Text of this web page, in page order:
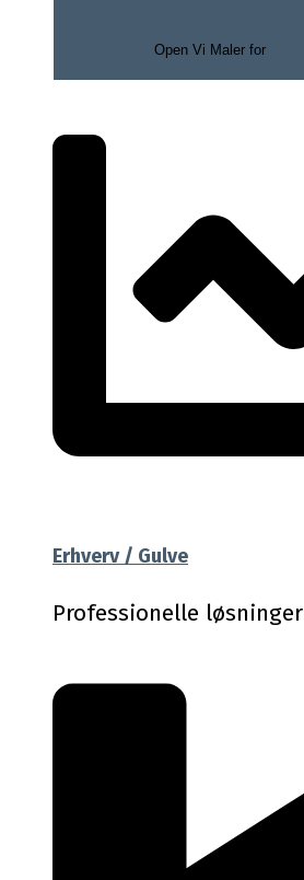
Open Vi Maler for
Erhverv / Gulve
Professionelle løsninger